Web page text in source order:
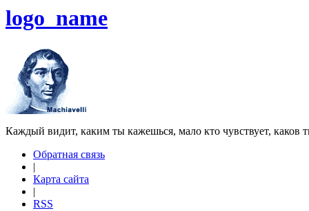
logo_name
Каждый видит, каким ты кажешься, мало кто чувствует, каков
Обратная связь
|
Карта сайта
|
RSS